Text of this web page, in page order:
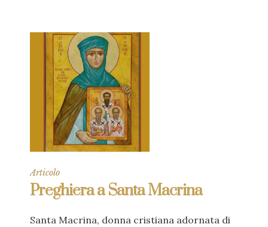
Articolo
Preghiera a Santa Macrina
Santa Macrina, donna cristiana adornata di